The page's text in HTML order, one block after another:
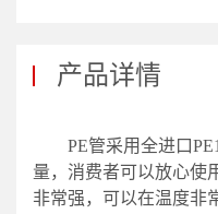
产品详情
PE管采用全进口
量，消费者可以放心使
非常强，可以在温度非